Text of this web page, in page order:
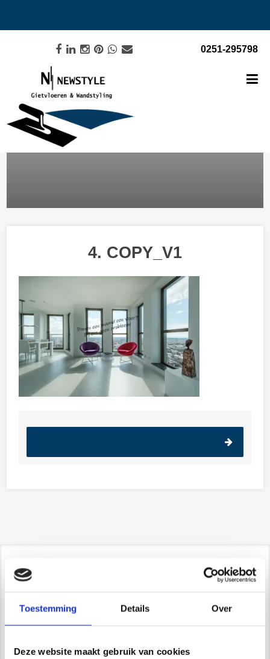
Toestemming Details Over
Deze website maakt gebruik van cookies
0251-295798
4. COPY_V1
Contact/ Showroom
*Uitsluitend op afspraak*
info@newstyle-gietvloeren.nl
Showroom